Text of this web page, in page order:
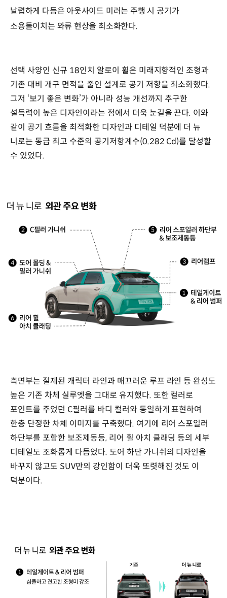
날렵하게 다듬은 아웃사이드 미러는 주행 시 공기가
소용돌이치는 와류 현상을 최소화한다.
선택 사양인 신규 18인치 알로이 휠은 미래지향적인 조형과
기존 대비 개구 면적을 줄인 설계로 공기 저항을 최소화했다.
그저 ‘보기 좋은 변화’가 아니라 성능 개선까지 추구한
설득력이 높은 디자인이라는 점에서 더욱 눈길을 끈다. 이와
같이 공기 흐름을 최적화한 디자인과 디테일 덕분에 더 뉴
니로는 동급 최고 수준의 공기저항계수(0.282 Cd)를 달성할
수 있었다.
측면부는 절제된 캐릭터 라인과 매끄러운 루프 라인 등 완성도
높은 기존 차체 실루엣을 그대로 유지했다. 또한 컬러로
포인트를 주었던 C필러를 바디 컬러와 동일하게 표현하여
한층 단정한 차체 이미지를 구축했다. 여기에 리어 스포일러
하단부를 포함한 보조제동등, 리어 휠 아치 클래딩 등의 세부
디테일도 조화롭게 다듬었다. 도어 하단 가니쉬의 디자인을
바꾸지 않고도 SUV만의 강인함이 더욱 또렷해진 것도 이
덕분이다.